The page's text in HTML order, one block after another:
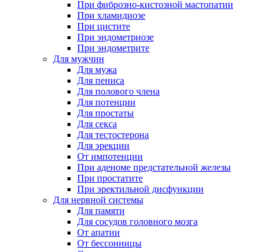
При фиброзно-кистозной мастопатии
При хламидиозе
При цистите
При эндометриозе
При эндометрите
Для мужчин
Для мужа
Для пениса
Для полового члена
Для потенции
Для простаты
Для секса
Для тестостерона
Для эрекции
От импотенции
При аденоме предстательной железы
При простатите
При эректильной дисфункции
Для нервной системы
Для памяти
Для сосудов головного мозга
От апатии
От бессонницы